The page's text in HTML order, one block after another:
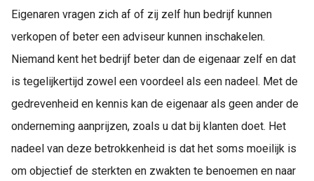
Eigenaren vragen zich af of zij zelf hun bedrijf kunnen
verkopen of beter een adviseur kunnen inschakelen.
Niemand kent het bedrijf beter dan de eigenaar zelf en dat
is tegelijkertijd zowel een voordeel als een nadeel. Met de
gedrevenheid en kennis kan de eigenaar als geen ander de
onderneming aanprijzen, zoals u dat bij klanten doet. Het
nadeel van deze betrokkenheid is dat het soms moeilijk is
om objectief de sterkten en zwakten te benoemen en naar
niet
worden
om
over